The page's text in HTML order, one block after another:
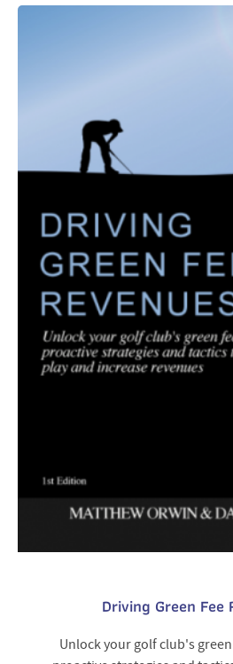
Driving Green Fee
Unlock your golf club's